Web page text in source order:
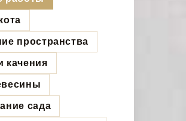
пространства
качения
сада